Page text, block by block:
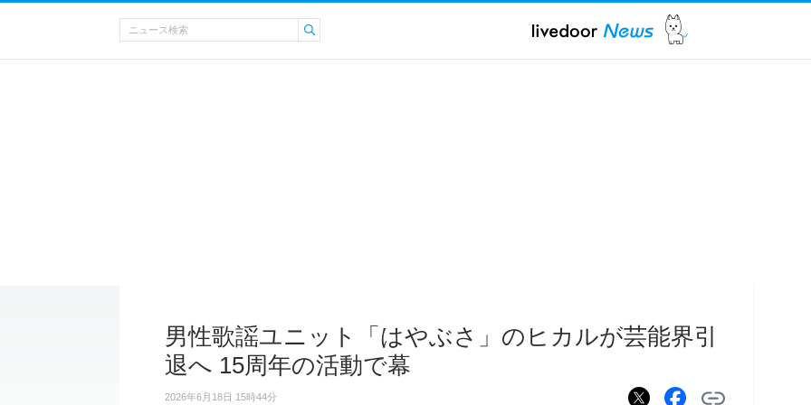
男性歌謡ユニット「はやぶさ」のヒカルが芸能界引
退へ 15周年の活動で幕
2026年6月18日 15時44分